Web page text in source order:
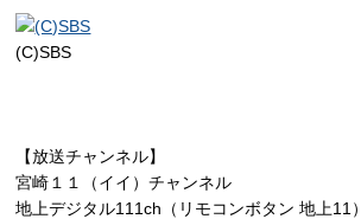
(C)SBS
【放送チャンネル】
宮崎１１（イイ）チャンネル
地上デジタル111ch（リモコンボタン 地上11）